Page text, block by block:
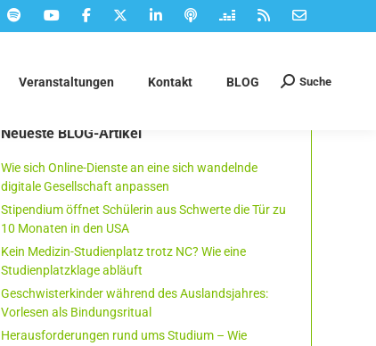
Veranstaltungen Kontakt BLOG Suchen:
Suche
Neueste BLOG-Artikel
Wie sich Online-Dienste an eine sich wandelnde
digitale Gesellschaft anpassen
Stipendium öffnet Schülerin aus Schwerte die Tür zu
10 Monaten in den USA
Kein Medizin-Studienplatz trotz NC? Wie eine
Studienplatzklage abläuft
Geschwisterkinder während des Auslandsjahres:
Vorlesen als Bindungsritual
Herausforderungen rund ums Studium – Wie